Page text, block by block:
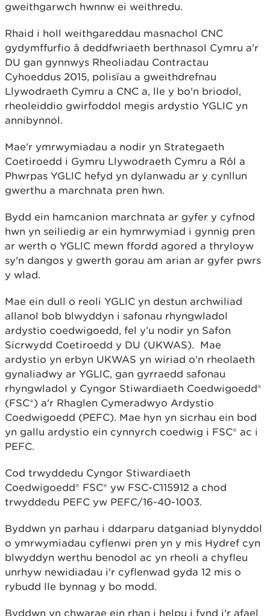
gweithgarwch hwnnw ei weithredu.
Rhaid i holl weithgareddau masnachol CNC
gydymffurfio â deddfwriaeth berthnasol Cymru a'r
DU gan gynnwys Rheoliadau Contractau
Cyhoeddus 2015, polisïau a gweithdrefnau
Llywodraeth Cymru a CNC a, lle y bo'n briodol,
rheoleiddio gwirfoddol megis ardystio YGLlC yn
annibynnol.
Mae'r ymrwymiadau a nodir yn Strategaeth
Coetiroedd i Gymru Llywodraeth Cymru a Rôl a
Phwrpas YGLlC hefyd yn dylanwadu ar y cynllun
gwerthu a marchnata pren hwn.
Bydd ein hamcanion marchnata ar gyfer y cyfnod
hwn yn seiliedig ar ein hymrwymiad i gynnig pren
ar werth o YGLlC mewn ffordd agored a thryloyw
sy'n dangos y gwerth gorau am arian ar gyfer pwrs
y wlad.
Mae ein dull o reoli YGLlC yn destun archwiliad
allanol bob blwyddyn i safonau rhyngwladol
ardystio coedwigoedd, fel y’u nodir yn Safon
Sicrwydd Coetiroedd y DU (UKWAS). Mae
ardystio yn erbyn UKWAS yn wiriad o'n rheolaeth
gynaliadwy ar YGLlC, gan gyrraedd safonau
rhyngwladol y Cyngor Stiwardiaeth Coedwigoedd®
(FSC®) a'r Rhaglen Cymeradwyo Ardystio
Coedwigoedd (PEFC). Mae hyn yn sicrhau ein bod
yn gallu ardystio ein cynnyrch coedwig i FSC® ac i
PEFC.
Cod trwyddedu Cyngor Stiwardiaeth
Coedwigoedd® FSC® yw FSC-C115912 a chod
trwyddedu PEFC yw PEFC/16-40-1003.
Byddwn yn parhau i ddarparu datganiad blynyddol
o ymrwymiadau cyflenwi pren yn y mis Hydref cyn
blwyddyn werthu benodol ac yn rheoli a chyfleu
unrhyw newidiadau i'r cyflenwad gyda 12 mis o
rybudd lle bynnag y bo modd.
Byddwn yn chwarae ein rhan i helpu i fynd i'r afael